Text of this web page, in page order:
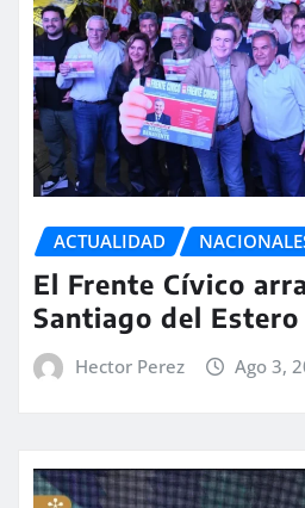
ACTUALIDAD
El Frente Cívico
Santiago del Estero
Hector Perez Ago 3,